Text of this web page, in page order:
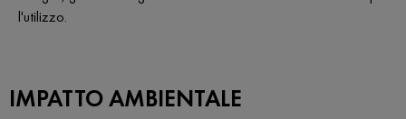
l'utilizzo.
IMPATTO AMBIENTALE